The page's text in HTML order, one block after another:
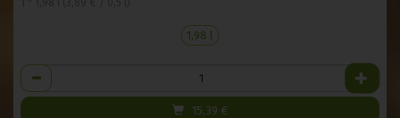
1,98 l
Anzahl
15,39 €